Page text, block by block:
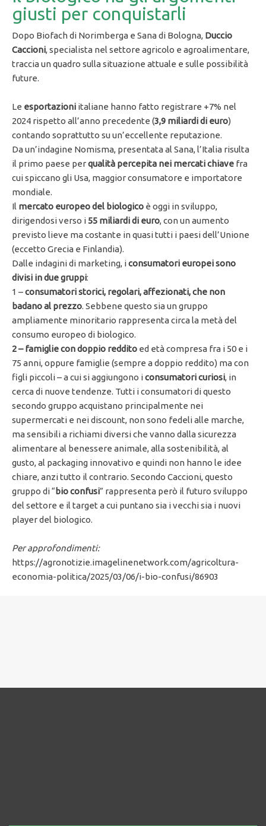
giusti per conquistarli
Dopo Biofach di Norimberga e Sana di Bologna, Duccio
Caccioni, specialista nel settore agricolo e agroalimentare,
traccia un quadro sulla situazione attuale e sulle possibilità
future.
Le esportazioni italiane hanno fatto registrare +7% nel
2024 rispetto all’anno precedente (3,9 miliardi di euro)
contando soprattutto su un’eccellente reputazione.
Da un’indagine Nomisma, presentata al Sana, l’Italia risulta
il primo paese perqualità percepita nei mercati chiave fra
cui spiccano gli Usa, maggior consumatore e importatore
mondiale.
Il mercato europeo del biologico è oggi in sviluppo,
dirigendosi verso i55 miliardi di euro, con un aumento
previsto lieve ma costante in quasi tutti i paesi dell’Unione
(eccetto Grecia e Finlandia).
Dalle indagini di marketing, iconsumatori europei sono
divisi in due gruppi:
1 –consumatori storici, regolari, affezionati, che non
badano al prezzo. Sebbene questo sia un gruppo
ampliamente minoritario rappresenta circa la metà del
consumo europeo di biologico.
2 – famiglie con doppio reddito ed età compresa fra i 50 e i
75 anni, oppure famiglie (sempre a doppio reddito) ma con
figli piccoli – a cui si aggiungono iconsumatori curiosi, in
cerca di nuove tendenze. Tutti i consumatori di questo
secondo gruppo acquistano principalmente nei
supermercati e nei discount, non sono fedeli alle marche,
ma sensibili a richiami diversi che vanno dalla sicurezza
alimentare al benessere animale, alla sostenibilità, al
gusto, al packaging innovativo e quindi non hanno le idee
chiare, anzi tutto il contrario. Secondo Caccioni, questo
gruppo di “ bio confusi” rappresenta però il futuro sviluppo
del settore e il target a cui puntano sia i vecchi sia i nuovi
player del biologico.
Per approfondimenti:
https://agronotizie.imagelinenetwork.com/agricoltura-
economia-politica/2025/03/06/i-bio-confusi/86903